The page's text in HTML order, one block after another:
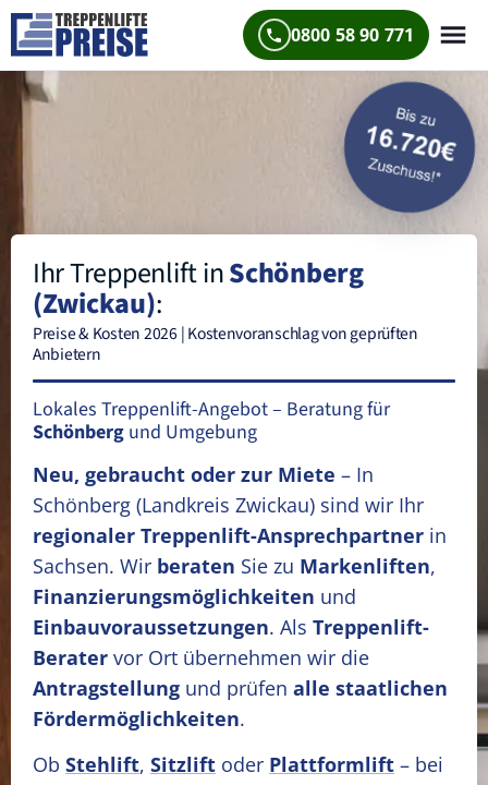
0800 58 90 771
Ihr Treppenlift inSchönberg
(Zwickau):
Preise & Kosten 2026 | Kostenvoranschlag von geprüften
Anbietern
Lokales Treppenlift-Angebot – Beratung für
Schönberg und Umgebung
Neu, gebraucht oder zur Miete – In
Schönberg (Landkreis Zwickau) sind wir Ihr
regionaler Treppenlift-Ansprechpartner in
Sachsen. Wir beraten Sie zu Markenliften,
Finanzierungsmöglichkeiten und
Einbauvoraussetzungen. Als Treppenlift-
Berater vor Ort übernehmen wir die
Antragstellung und prüfen alle staatlichen
Fördermöglichkeiten.
Ob Stehlift, Sitzlift oder Plattformlift – bei